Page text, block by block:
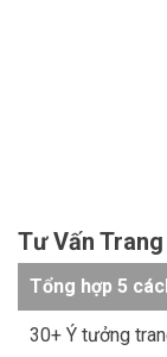
Tư Vấn
Tổng hợp 5
30+ Ý tưởng